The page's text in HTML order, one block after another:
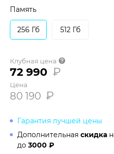
Память
256 Гб 512 Гб
Клубная цена
наличными в магазине или при
Подробнее о клубной цене
72 990 ₽
Цена
80 190 ₽
Гарантия лучшей цены
Дополнительная скидка
до 3000 ₽